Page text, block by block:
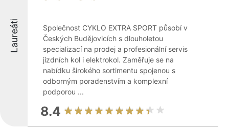
Laureáti
Společnost CYKLO EXTRA SPORT působí v
Českých Budějovicích s dlouholetou
specializací na prodej a profesionální servis
jízdních kol i elektrokol. Zaměřuje se na
nabídku širokého sortimentu spojenou s
odborným poradenstvím a komplexní
podporou ...
8.4